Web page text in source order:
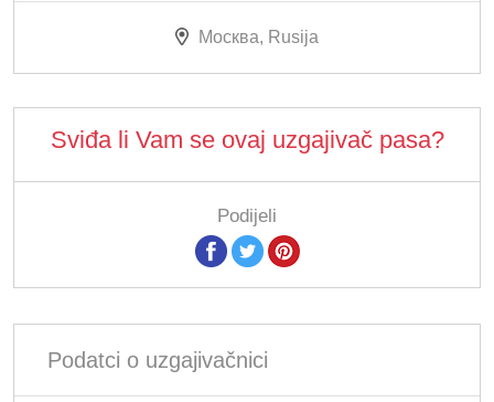
Москва, Rusija
Sviđa li Vam se ovaj uzgajivač pasa?
Podijeli
Podatci o uzgajivačnici